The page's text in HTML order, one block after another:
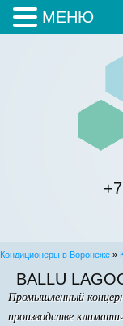
Кондиционеры в Воронеже »
BALLU
Промышленный
производстве
МЕНЮ